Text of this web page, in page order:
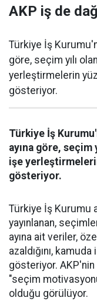
AKP iş de
Türkiye İş
göre, seçim yılı
yerleştirmelerin
gösteriyor.
Türkiye İş
ayına göre, seçim
işe
gösteriyor.
Türkiye İş Kurumu
yayınlanan,
ayına ait veriler,
azaldığını,
gösteriyor. AKP'nin
"seçim
olduğu görülüyor.